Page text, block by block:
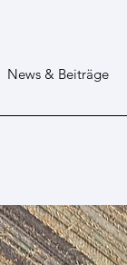
News & Beiträge